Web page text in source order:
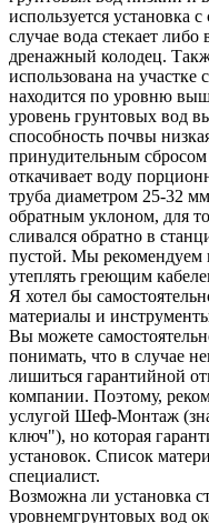
используется установка
случае вода стекает
дренажный колодец.
использована на участке
находится по уровню
уровень грунтовых вод
способность почвы
принудительным
откачивает воду
труба диаметром 25-32
обратным уклоном, для
сливался обратно в
пустой. Мы рекомендуем
утеплять греющим
Я хотел бы
материалы и
Вы можете
понимать, что в случае
лишиться гарантийной
компании. Поэтому,
услугой Шеф-Монтаж
ключ"), но которая
установок. Список
специалист.
Возможна ли установка
уровнемгрунтовых вод